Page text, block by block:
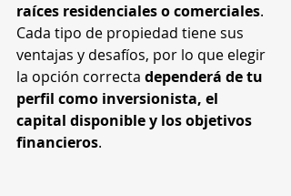
raíces residenciales o comerciales.
Cada tipo de propiedad tiene sus
ventajas y desafíos, por lo que elegir
la opción correcta dependerá de tu
perfil como inversionista, el
capital disponible y los objetivos
financieros.